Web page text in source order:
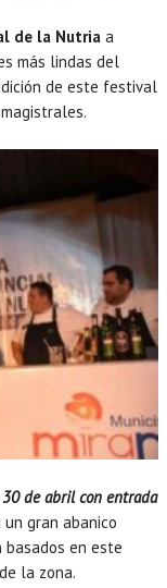
de la Nutria a
más lindas del
de este festival
de abril con entrada
gran abanico
en este
la zona.